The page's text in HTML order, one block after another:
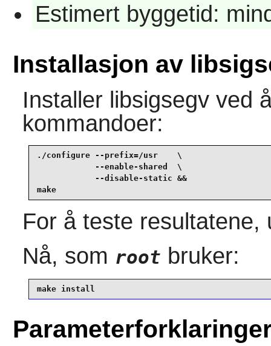
Estimert byggetid:
Installasjon av
Installer libsigsegvved
kommandoer:
./configure --prefix=/usr    \
            --enable-shared  \
            --disable-static &&
make
For å teste
Nå, som root bruker:
make install